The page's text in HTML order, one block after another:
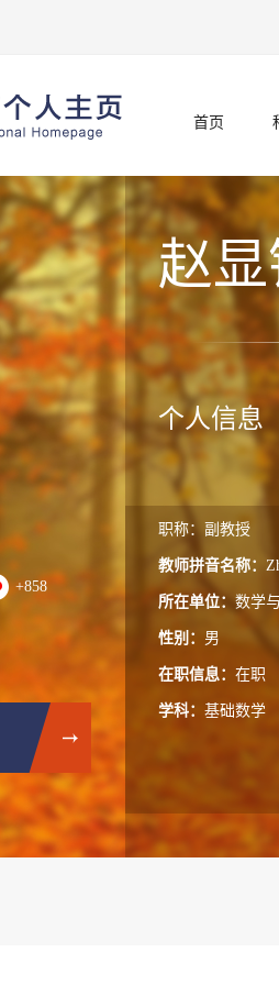
首页
+858
赵
个人信息
职称：副教授
教师拼音名称：
所在单位： 数学
性别： 男
在职信息： 在职
学科： 基础数学